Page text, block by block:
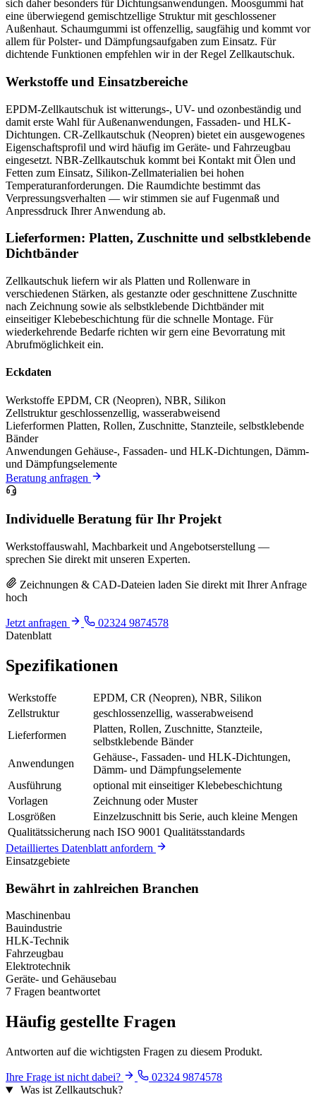
sich daher besonders für Dichtungsanwendungen. Moosgummi hat
eine überwiegend gemischtzellige Struktur mit geschlossener
Außenhaut. Schaumgummi ist offenzellig, saugfähig und kommt vor
allem für Polster- und Dämpfungsaufgaben zum Einsatz. Für
dichtende Funktionen empfehlen wir in der Regel Zellkautschuk.
Werkstoffe und Einsatzbereiche
EPDM-Zellkautschuk ist witterungs-, UV- und ozonbeständig und
damit erste Wahl für Außenanwendungen, Fassaden- und HLK-
Dichtungen. CR-Zellkautschuk (Neopren) bietet ein ausgewogenes
Eigenschaftsprofil und wird häufig im Geräte- und Fahrzeugbau
eingesetzt. NBR-Zellkautschuk kommt bei Kontakt mit Ölen und
Fetten zum Einsatz, Silikon-Zellmaterialien bei hohen
Temperaturanforderungen. Die Raumdichte bestimmt das
Verpressungsverhalten — wir stimmen sie auf Fugenmaß und
Anpressdruck Ihrer Anwendung ab.
Lieferformen: Platten, Zuschnitte und selbstklebende
Dichtbänder
Zellkautschuk liefern wir als Platten und Rollenware in
verschiedenen Stärken, als gestanzte oder geschnittene Zuschnitte
nach Zeichnung sowie als selbstklebende Dichtbänder mit
einseitiger Klebebeschichtung für die schnelle Montage. Für
wiederkehrende Bedarfe richten wir gern eine Bevorratung mit
Abrufmöglichkeit ein.
Eckdaten
Werkstoffe EPDM, CR (Neopren), NBR, Silikon
Zellstruktur geschlossenzellig, wasserabweisend
Lieferformen Platten, Rollen, Zuschnitte, Stanzteile, selbstklebende
Bänder
Anwendungen Gehäuse-, Fassaden- und HLK-Dichtungen, Dämm-
und Dämpfungselemente
Beratung anfragen
Individuelle Beratung für Ihr Projekt
Werkstoffauswahl, Machbarkeit und Angebotserstellung —
sprechen Sie direkt mit unseren Experten.
Zeichnungen & CAD-Dateien laden Sie direkt mit Ihrer Anfrage
hoch
Jetzt anfragen
02324 9874578
Datenblatt
Spezifikationen
Werkstoffe
EPDM, CR (Neopren), NBR, Silikon
Zellstruktur
geschlossenzellig, wasserabweisend
Lieferformen
Platten, Rollen, Zuschnitte, Stanzteile,
selbstklebende Bänder
Anwendungen
Gehäuse-, Fassaden- und HLK-Dichtungen,
Dämm- und Dämpfungselemente
Ausführung
optional mit einseitiger Klebebeschichtung
Vorlagen
Zeichnung oder Muster
Losgrößen
Einzelzuschnitt bis Serie, auch kleine Mengen
Qualitätssicherung nach ISO 9001 Qualitätsstandards
Detailliertes Datenblatt anfordern
Einsatzgebiete
Bewährt in zahlreichen Branchen
Maschinenbau
Bauindustrie
HLK-Technik
Fahrzeugbau
Elektrotechnik
Geräte- und Gehäusebau
7 Fragen beantwortet
Häufig gestellte Fragen
Antworten auf die wichtigsten Fragen zu diesem Produkt.
Ihre Frage ist nicht dabei?
02324 9874578
Was ist Zellkautschuk?